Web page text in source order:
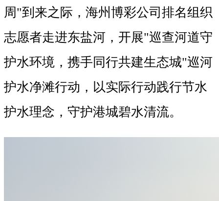
周"到来之际，海州博彩公司排名组织
志愿者走进东盐河，开展"巡查河道守
护水环境，携手同行共建生态城"巡河
护水净滩行动，以实际行动践行节水
护水理念，守护港城碧水清流。